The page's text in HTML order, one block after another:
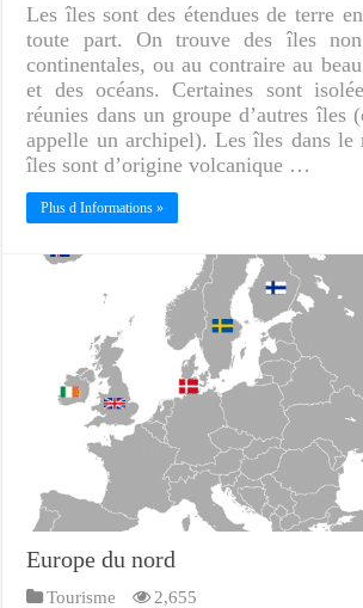
Les îles sont des étendues de terre
toute part. On trouve des îles
continentales, ou au contraire au
et des océans. Certaines sont
réunies dans un groupe d’autres îles
appelle un archipel). Les îles dans le
îles sont d’origine volcanique …
Plus d Informations »
Europe du nord
Tourisme 2,655